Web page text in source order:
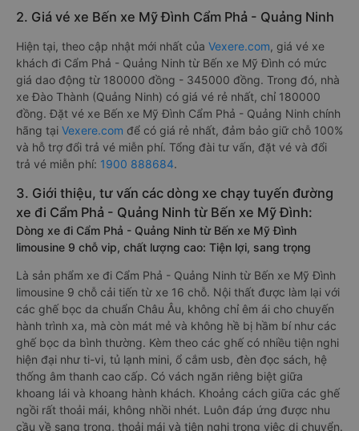
2. Giá vé xe Bến xe Mỹ Đình Cẩm Phả - Quảng Ninh
Hiện tại, theo cập nhật mới nhất của Vexere.com, giá vé xe
khách đi Cẩm Phả - Quảng Ninh từ Bến xe Mỹ Đình có mức
giá dao động từ 180000 đồng - 345000 đồng. Trong đó, nhà
xe Đào Thành (Quảng Ninh) có giá vé rẻ nhất, chỉ 180000
đồng. Đặt vé xe Bến xe Mỹ Đình Cẩm Phả - Quảng Ninh chính
hãng tại Vexere.com để có giá rẻ nhất, đảm bảo giữ chỗ 100%
và hỗ trợ đổi trả vé miễn phí. Tổng đài tư vấn, đặt vé và đổi
trả vé miễn phí: 1900 888684.
3. Giới thiệu, tư vấn các dòng xe chạy tuyến đường
xe đi Cẩm Phả - Quảng Ninh từ Bến xe Mỹ Đình:
Dòng xe đi Cẩm Phả - Quảng Ninh từ Bến xe Mỹ Đình
limousine 9 chỗ vip, chất lượng cao: Tiện lợi, sang trọng
Là sản phẩm xe đi Cẩm Phả - Quảng Ninh từ Bến xe Mỹ Đình
limousine 9 chỗ cải tiến từ xe 16 chỗ. Nội thất được làm lại với
các ghế bọc da chuẩn Châu Âu, không chỉ êm ái cho chuyến
hành trình xa, mà còn mát mẻ và không hề bị hầm bí như các
ghế bọc da bình thường. Kèm theo các ghế có nhiều tiện nghi
hiện đại như ti-vi, tủ lạnh mini, ổ cắm usb, đèn đọc sách, hệ
thống âm thanh cao cấp. Có vách ngăn riêng biệt giữa
khoang lái và khoang hành khách. Khoảng cách giữa các ghế
ngồi rất thoải mái, không nhồi nhét. Luôn đáp ứng được nhu
cầu về sang trọng, thoải mái và tiện nghi trong việc di chuyển.